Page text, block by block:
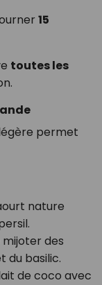
15
toutes les
permet
nature
des
du basilic.
de coco avec